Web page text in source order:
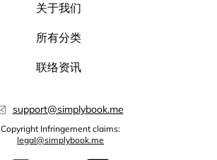
关于我们
所有分类
联络资讯
support@simplybook.me
Copyright Infringement claims:
legal@simplybook.me